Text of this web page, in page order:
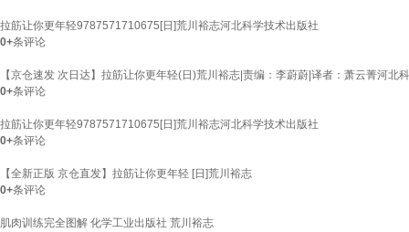
拉筋让你更年轻9787571710675[日]荒川裕志河北科学技术出版社
0+条评论
【京仓速发 次日达】拉筋让你更年轻(日)荒川裕志|责编：李蔚蔚|译者：萧云菁河北
0+条评论
拉筋让你更年轻9787571710675[日]荒川裕志河北科学技术出版社
0+条评论
【全新正版 京仓直发】拉筋让你更年轻 [日]荒川裕志
0+条评论
肌肉训练完全图解 化学工业出版社 荒川裕志